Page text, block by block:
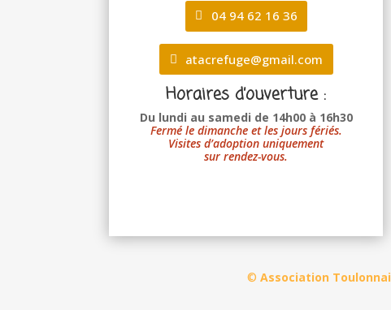
04 94 62 16 36
atacrefuge@gmail.com
Horaires d’ouverture :
Du lundi au samedi de 14h00 à 16h30
Fermé le dimanche et les jours fériés.
Visites d’adoption uniquement
sur rendez-vous.
© Association